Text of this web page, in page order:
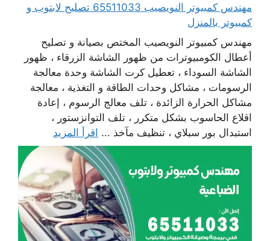
مهندس كمبيوتر النويصيب 65511033 تصليح لابتوب و
كمبيوتر بالمنزل
مهندس كمبيوتر النويصيب المختص بصيانة و تصليح
أعطال الكومبيوترات من ظهور الشاشة الزرقاء ، ظهور
الشاشة السوداء ، تعطيل كرت الشاشة وحدة معالجة
الرسومات ، مشاكل وحدات الطاقة و التغذية ، معالجة
مشاكل الحرارة الزائدة ، تلف معالج الرسوم ، إعادة
اقلاع الحاسوب بشكل متكرر ، تلف التوانزستور ،
استبدال بور سبلاي ، تنظيف مآخذ ... اقرأ المزيد